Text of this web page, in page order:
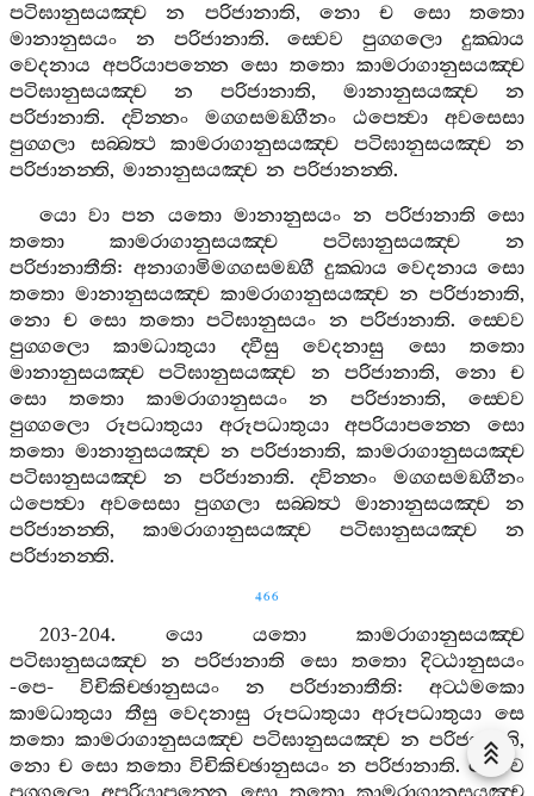
පටිඝානුසයඤ‍්ච
න පරිජානාති,නො ච සො
තතො
මානානුසයං
න පරිජානාති.ස‍්වෙව පුග‍්ගලො
දුක‍්ඛාය
වෙදනාය අපරියාපන‍්නෙ සො තතො කාමරාගානුසයඤ‍්ච
පටිඝානුසයඤ‍්ච
න පරිජානාති, මානානුසයඤ‍්ච
න
පරිජානාති. ද‍්වින‍්නං මග‍්ගසමඞ‍්ගීනං ඨපෙත්‍වා
අවසෙසා
පුග‍්ගලා
සබ‍්බත්‍ථ කාමරාගානුසයඤ‍්ච පටිඝානුසයඤ‍්ච
න
පරිජානන‍්ති, මානානුසයඤ‍්ච න පරිජානන‍්ති.
යො වා පන යතො මානානුසයං න පරිජානාති සො
තතො
කාමරාගානුසයඤ‍්ච පටිඝානුසයඤ‍්ච
න
පරිජානාතීති: අනාගාමිමග‍්ගසමඞ‍්ගී දුක‍්ඛාය වෙදනාය සො
තතො මානානුසයඤ‍්ච කාමරාගානුසයඤ‍්ච න පරිජානාති,
නො ච සො තතො පටිඝානුසයං න පරිජානාති.ස‍්වෙව
පුග‍්ගලො
කාමධාතුයා ද‍්වීසු වෙදනාසු සො
තතො
මානානුසයඤ‍්ච
පටිඝානුසයඤ‍්ච න පරිජානාති, නො
ච
සො
තතො කාමරාගානුසයං න පරිජානාති,ස‍්වෙව
පුග‍්ගලො
රූපධාතුයා අරූපධාතුයා අපරියාපන‍්නෙ
සො
තතො මානානුසයඤ‍්ච න පරිජානාති, කාමරාගානුසයඤ‍්ච
පටිඝානුසයඤ‍්ච
න පරිජානාති.ද‍්වින‍්නං
මග‍්ගසමඞ‍්ගීනං
ඨපෙත්‍වා
අවසෙසා පුග‍්ගලා සබ‍්බත්‍ථ මානානුසයඤ‍්ච
න
පරිජානන‍්ති, කාමරාගානුසයඤ‍්ච පටිඝානුසයඤ‍්ච
න
පරිජානන‍්ති.
466
203-204. යො යතො
කාමරාගානුසයඤ‍්ච
පටිඝානුසයඤ‍්ච
න පරිජානාති සො තතො
දිට‍්ඨානුසයං
-පෙ-විචිකිච‍්ඡානුසයං න පරිජානාතීති: අට‍්ඨමකො
කාමධාතුයා තීසු වෙදනාසු රූපධාතුයා අරූපධාතුයා සෙ
තතො කාමරාගානුසයඤ‍්ච පටිඝානුසයඤ‍්ච න පරිජානාති,
නො ච සො තතො විචිකිච‍්ඡානුසයං න පරිජානාති.ස‍්වෙව